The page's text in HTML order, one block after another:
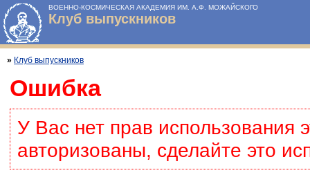
ВОЕННО-КОСМИЧЕСКАЯ АКАДЕМИЯ ИМ. А.Ф. МОЖАЙСКОГО
Клуб выпускников
» Клуб выпускников
Ошибка
У Вас нет прав использования
авторизованы, сделайте это